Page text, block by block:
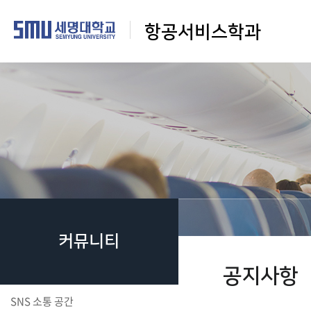
항공서비스학과
커뮤니티
SNS 소통 공간
공지사항